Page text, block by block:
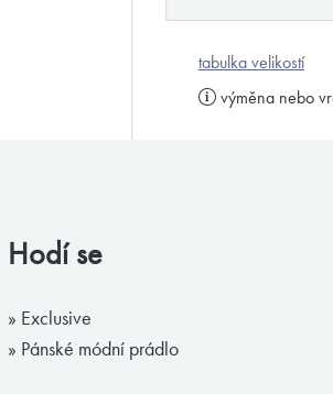
tabulka velikostí
výměna nebo
Hodí se
» Exclusive
» Pánské módní prádlo